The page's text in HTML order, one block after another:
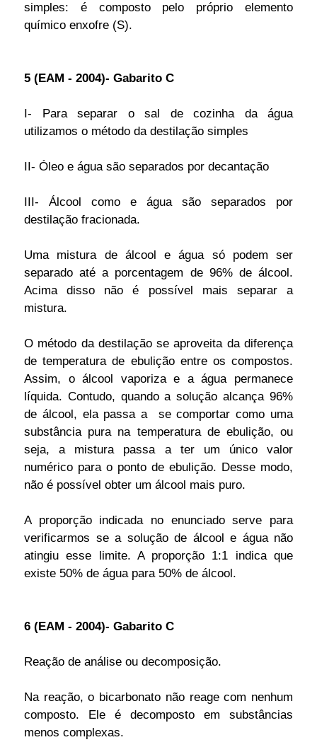
simples: é composto pelo próprio elemento
químico enxofre (S).
5 (EAM - 2004)- Gabarito C
I- Para separar o sal de cozinha da água
utilizamos o método da destilação simples
II- Óleo e água são separados por decantação
III- Álcool como e água são separados por
destilação fracionada.
Uma mistura de álcool e água só podem ser
separado até a porcentagem de 96% de álcool.
Acima disso não é possível mais separar a
mistura.
O método da destilação se aproveita da diferença
de temperatura de ebulição entre os compostos.
Assim, o álcool vaporiza e a água permanece
líquida. Contudo, quando a solução alcança 96%
de álcool, ela passa a se comportar como uma
substância pura na temperatura de ebulição, ou
seja, a mistura passa a ter um único valor
numérico para o ponto de ebulição. Desse modo,
não é possível obter um álcool mais puro.
A proporção indicada no enunciado serve para
verificarmos se a solução de álcool e água não
atingiu esse limite. A proporção 1:1 indica que
existe 50% de água para 50% de álcool.
6 (EAM - 2004)- Gabarito C
Reação de análise ou decomposição.
Na reação, o bicarbonato não reage com nenhum
composto. Ele é decomposto em substâncias
menos complexas.